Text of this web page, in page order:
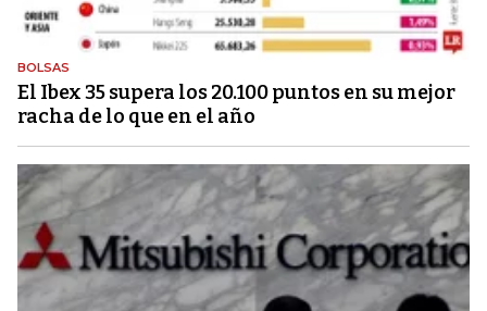
BOLSAS
El Ibex 35 supera los 20.100 puntos en su mejor
racha de lo que en el año